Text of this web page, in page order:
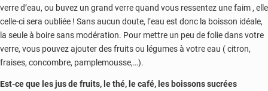
verre d’eau, ou buvez un grand verre quand vous ressentez une faim , elle
celle-ci sera oubliée ! Sans aucun doute, l’eau est donc la boisson idéale,
la seule à boire sans modération. Pour mettre un peu de folie dans votre
verre, vous pouvez ajouter des fruits ou légumes à votre eau ( citron,
fraises, concombre, pamplemousse,…).
Est-ce que les jus de fruits, le thé, le café, les boissons sucrées